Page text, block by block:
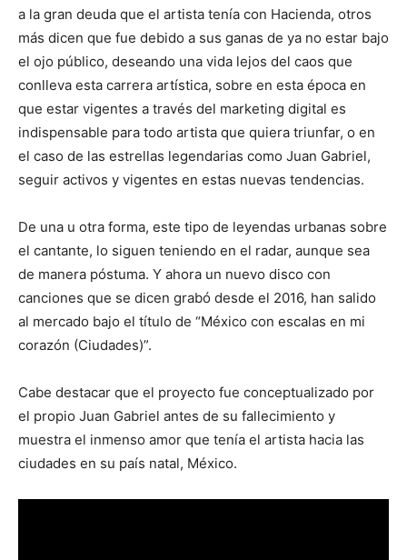
a la gran deuda que el artista tenía con Hacienda, otros
más dicen que fue debido a sus ganas de ya no estar bajo
el ojo público, deseando una vida lejos del caos que
conlleva esta carrera artística, sobre en esta época en
que estar vigentes a través del marketing digital es
indispensable para todo artista que quiera triunfar, o en
el caso de las estrellas legendarias como Juan Gabriel,
seguir activos y vigentes en estas nuevas tendencias.
De una u otra forma, este tipo de leyendas urbanas sobre
el cantante, lo siguen teniendo en el radar, aunque sea
de manera póstuma. Y ahora un nuevo disco con
canciones que se dicen grabó desde el 2016, han salido
al mercado bajo el título de “México con escalas en mi
corazón (Ciudades)”.
Cabe destacar que el proyecto fue conceptualizado por
el propio Juan Gabriel antes de su fallecimiento y
muestra el inmenso amor que tenía el artista hacia las
ciudades en su país natal, México.